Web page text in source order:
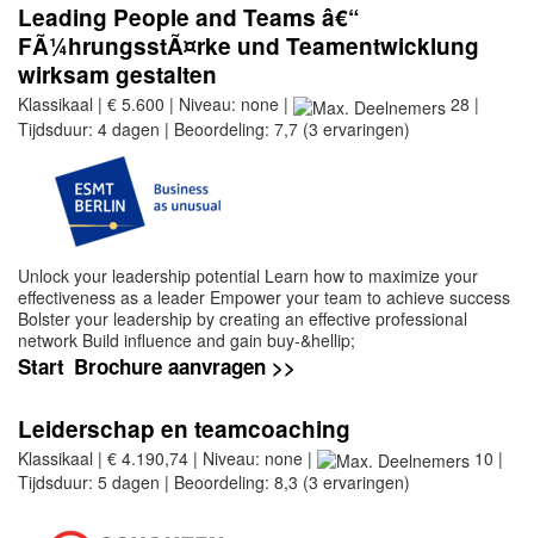
Leading People and Teams â€“
FÃ¼hrungsstÃ¤rke und Teamentwicklung
wirksam gestalten
Klassikaal | € 5.600 | Niveau: none |
28 |
Tijdsduur: 4 dagen | Beoordeling: 7,7 (3 ervaringen)
Unlock your leadership potential Learn how to maximize your
effectiveness as a leader Empower your team to achieve success
Bolster your leadership by creating an effective professional
network Build influence and gain buy-&hellip;
Start Brochure aanvragen >>
Leiderschap en teamcoaching
Klassikaal | € 4.190,74 | Niveau: none |
10 |
Tijdsduur: 5 dagen | Beoordeling: 8,3 (3 ervaringen)